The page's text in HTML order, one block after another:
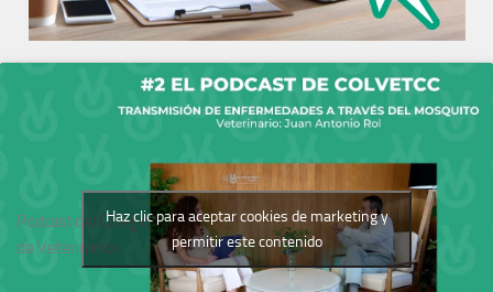
Podcast del Colegio
de Veterinarios
Haz clic para aceptar cookies de marketing y
permitir este contenido